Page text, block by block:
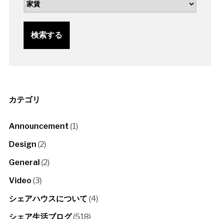
検索する
カテゴリ
Announcement (1)
Design (2)
General(2)
Video (3)
シェアハウスについて (4)
シェア生活ブログ(518)